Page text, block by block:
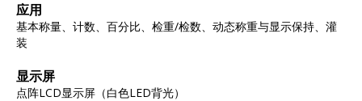
应用
基本称量、计数、百分比、检重/检数、动态称重与显示保持、灌
装
显示屏
点阵LCD显示屏（白色LED背光）